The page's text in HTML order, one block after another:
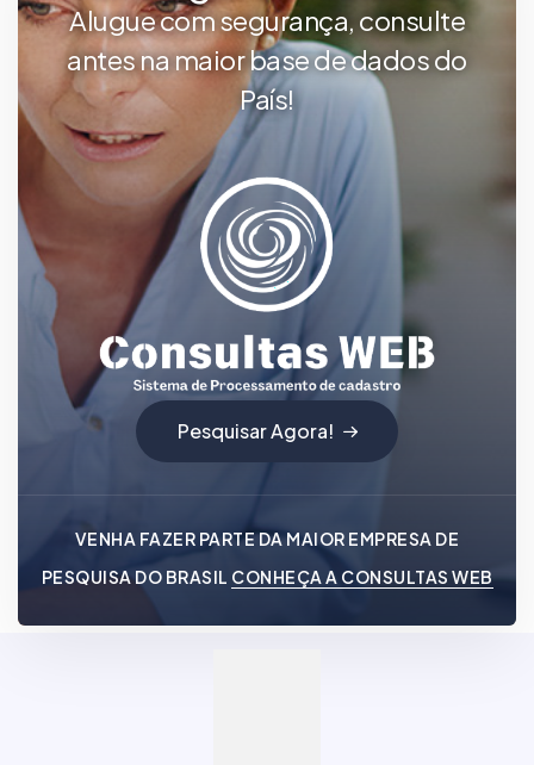
Alugue com segurança, consulte
antes na maior base de dados do
País!
Pesquisar Agora!
VENHA FAZER PARTE DA MAIOR EMPRESA DE
PESQUISA DO BRASIL CONHEÇA A CONSULTAS WEB